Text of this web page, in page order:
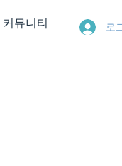
커뮤니티 로